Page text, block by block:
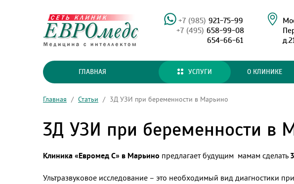
+7 (985) 921-75-99
+7 (495) 658-99-08
654-66-61
ГЛАВНАЯ УСЛУГИ О КЛИНИКЕ
Главная / Статьи / 3Д УЗИ при беременности в Марьино
3Д УЗИ при беременности в
Клиника «Евромед С» в Марьино предлагает будущим мамам сделать
Ультразвуковое исследование – это необходимый вид диагностики